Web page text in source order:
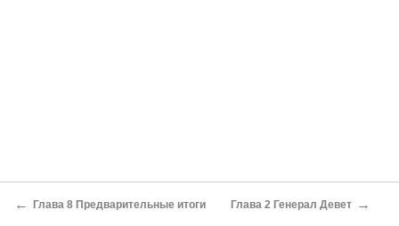
← Глава 8 Предварительные итоги Глава 2 Генерал Девет →